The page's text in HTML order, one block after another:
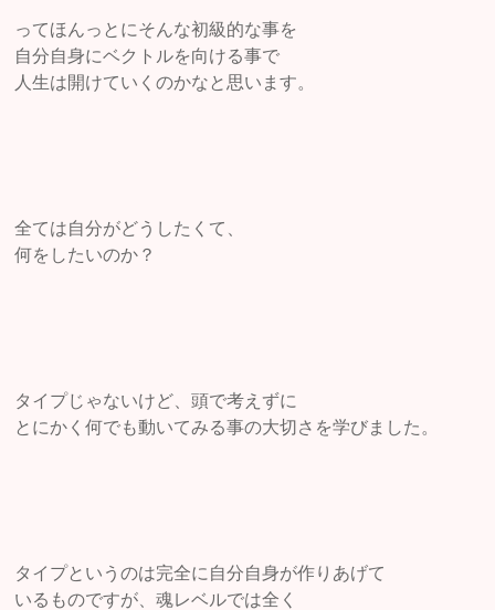
ってほんっとにそんな初級的な事を
自分自身にベクトルを向ける事で
人生は開けていくのかなと思います。
全ては自分がどうしたくて、
何をしたいのか？
タイプじゃないけど、頭で考えずに
とにかく何でも動いてみる事の大切さを学びました。
タイプというのは完全に自分自身が作りあげて
いるものですが、魂レベルでは全く